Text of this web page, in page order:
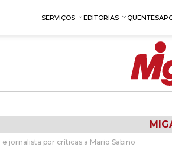
SERVIÇOS EDITORIAS QUENTES
jornalista por críticas a Mario Sabino